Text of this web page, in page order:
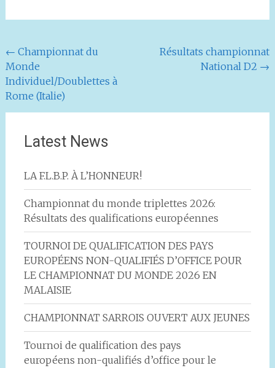
Navigation
de
l'article
← Championnat du
Monde
Individuel/Doublettes à
Rome (Italie)
Résultats championnat
National D2 →
Latest News
LA F.L.B.P. À L’HONNEUR!
Championnat du monde triplettes 2026:
Résultats des qualifications européennes
TOURNOI DE QUALIFICATION DES PAYS
EUROPÉENS NON-QUALIFIÉS D’OFFICE POUR
LE CHAMPIONNAT DU MONDE 2026 EN
MALAISIE
CHAMPIONNAT SARROIS OUVERT AUX JEUNES
Tournoi de qualification des pays
européens non-qualifiés d’office pour le